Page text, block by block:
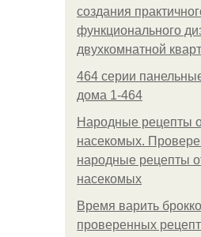
создания
функционального
двухкомнатной
464 серии
дома 1-464
Народные рецепты
насекомых.
народные рецепты
насекомых
Время варить
проверенных